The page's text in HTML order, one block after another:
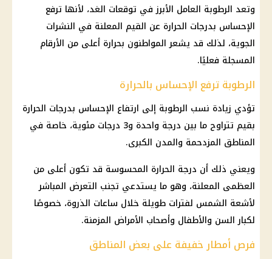
وتعد الرطوبة العامل الأبرز في توقعات الغد، لأنها ترفع
الإحساس بدرجات الحرارة عن القيم المعلنة في النشرات
الجوية، لذلك قد يشعر المواطنون بحرارة أعلى من الأرقام
المسجلة فعليًا.
الرطوبة ترفع الإحساس بالحرارة
تؤدي زيادة نسب الرطوبة إلى ارتفاع الإحساس بدرجات الحرارة
بقيم تتراوح ما بين درجة واحدة و3 درجات مئوية، خاصة في
المناطق المزدحمة والمدن الكبرى.
ويعني ذلك أن درجة الحرارة المحسوسة قد تكون أعلى من
العظمى المعلنة، وهو ما يستدعي تجنب التعرض المباشر
لأشعة الشمس لفترات طويلة خلال ساعات الذروة، خصوصًا
لكبار السن والأطفال وأصحاب الأمراض المزمنة.
فرص أمطار خفيفة على بعض المناطق